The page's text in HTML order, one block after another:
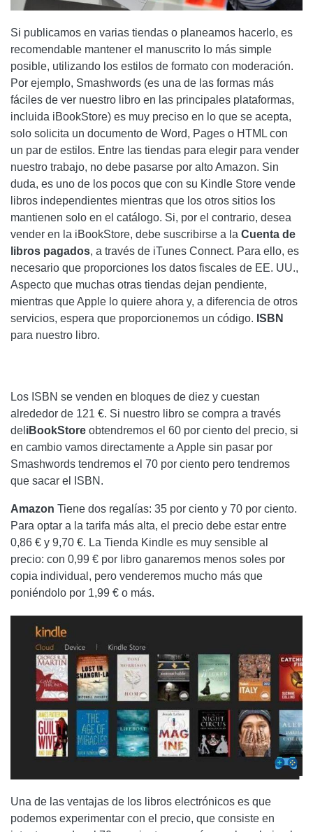
Si publicamos en varias tiendas o planeamos hacerlo, es
recomendable mantener el manuscrito lo más simple
posible, utilizando los estilos de formato con moderación.
Por ejemplo, Smashwords (es una de las formas más
fáciles de ver nuestro libro en las principales plataformas,
incluida iBookStore) es muy preciso en lo que se acepta,
solo solicita un documento de Word, Pages o HTML con
un par de estilos. Entre las tiendas para elegir para vender
nuestro trabajo, no debe pasarse por alto Amazon. Sin
duda, es uno de los pocos que con su Kindle Store vende
libros independientes mientras que los otros sitios los
mantienen solo en el catálogo. Si, por el contrario, desea
vender en la iBookStore, debe suscribirse a la Cuenta de
libros pagados, a través de iTunes Connect. Para ello, es
necesario que proporciones los datos fiscales de EE. UU.,
Aspecto que muchas otras tiendas dejan pendiente,
mientras que Apple lo quiere ahora y, a diferencia de otros
servicios, espera que proporcionemos un código. ISBN
para nuestro libro.
Los ISBN se venden en bloques de diez y cuestan
alrededor de 121 €. Si nuestro libro se compra a través
del iBookStore obtendremos el 60 por ciento del precio, si
en cambio vamos directamente a Apple sin pasar por
Smashwords tendremos el 70 por ciento pero tendremos
que sacar el ISBN.
Amazon Tiene dos regalías: 35 por ciento y 70 por ciento.
Para optar a la tarifa más alta, el precio debe estar entre
0,86 € y 9,70 €. La Tienda Kindle es muy sensible al
precio: con 0,99 € por libro ganaremos menos soles por
copia individual, pero venderemos mucho más que
poniéndolo por 1,99 € o más.
Una de las ventajas de los libros electrónicos es que
podemos experimentar con el precio, que consiste en